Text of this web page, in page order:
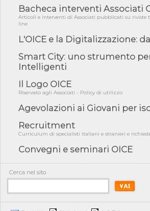
05/08/26 - Anac: pubblicata la Relazione
2 s...
05/08/26 - SAVE THE DATE: Assemblea
Professioni ...
05/08/26 - Successo OICE per il bando della
di Reg...
05/08/26 - Lettera OICE per il bando della
Campa...
04/08/26 - DL PA: previste cancellazioni da
per ...
04/08/26 - International Sustainable
COP31, An...
04/08/26 - CdS, project financing: progetto di
impugnar...
04/08/26 - Rapporto Anac corruzione 2020-
04/08/26 - CdS: partecipazione alla gara non
Bacheca interventi Associati
Articoli e interventi di Associati pubblicati su riviste
line
L'OICE e la Digitalizzazione:
Smart City: uno strumento
Intelligenti
Il Logo OICE
Riservato agli Associati - Policy di utilizzo
Agevolazioni ai Giovani per
Recruitment
Curriculum di specialisti italiani e stranieri e
Convegni e seminari OICE
Cerca nel sito